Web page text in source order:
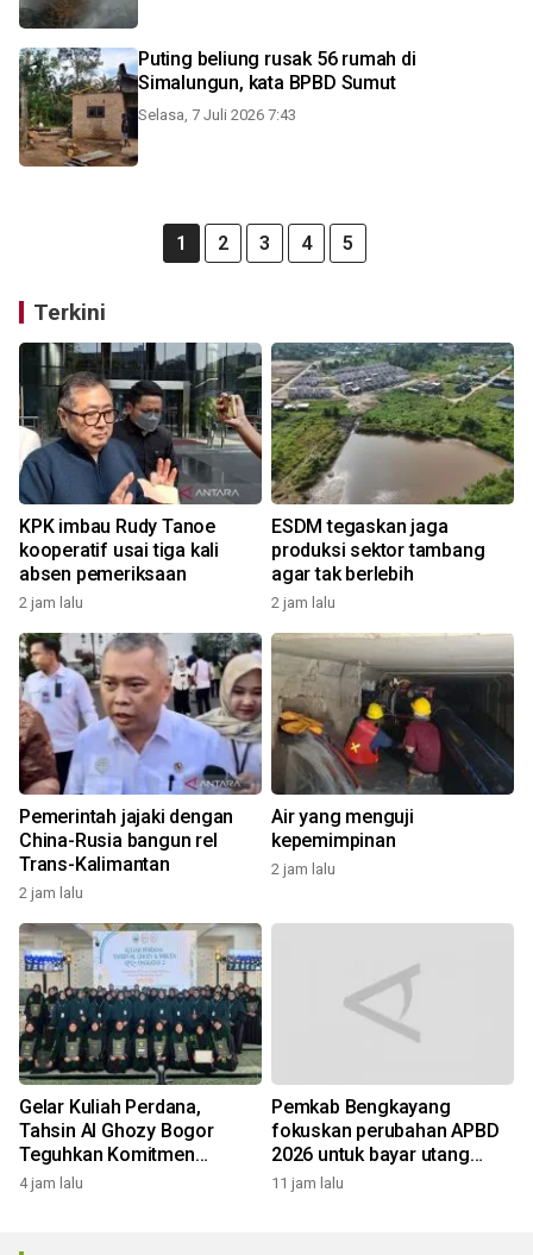
Puting beliung rusak 56 rumah di
Simalungun, kata BPBD Sumut
Selasa, 7 Juli 2026 7:43
1 2 3 4 5
Terkini
KPK imbau Rudy Tanoe
kooperatif usai tiga kali
absen pemeriksaan
2 jam lalu
ESDM tegaskan jaga
produksi sektor tambang
agar tak berlebih
2 jam lalu
Pemerintah jajaki dengan
China-Rusia bangun rel
Trans-Kalimantan
2 jam lalu
Air yang menguji
kepemimpinan
2 jam lalu
Gelar Kuliah Perdana,
Tahsin Al Ghozy Bogor
Teguhkan Komitmen
Bangun Generasi Qurani
4 jam lalu
Pemkab Bengkayang
fokuskan perubahan APBD
2026 untuk bayar utang
Rp10,48 miliar
11 jam lalu